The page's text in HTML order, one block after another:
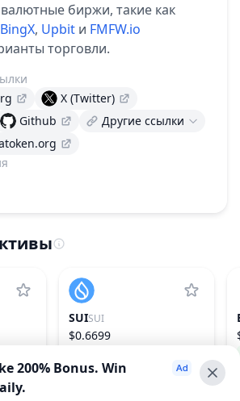
биржи, такие как
BingX, Upbit и FMFW.io
торговли.
X (Twitter)
Github
Другие ссылки
SUISUI
$0.6699
200% Bonus. Win